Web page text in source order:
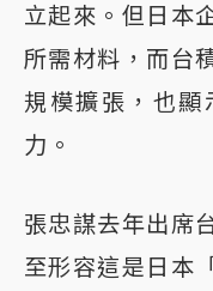
立起來。但日本
所需材料，而台
規模擴張，也顯
力。
張忠謀去年出席
至形容這是日本